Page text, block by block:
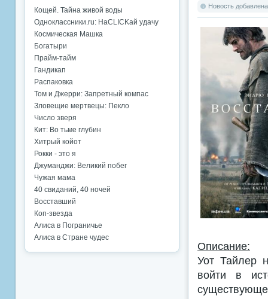
Новость
Описание:
Уот Тайлер
войти в
Кощей. Тайна живой воды
Одноклассники.ru: НаCLICKай удачу
Космическая Машка
Богатыри
Прайм-тайм
Гандикап
Распаковка
Том и Джерри: Запретный компас
Зловещие мертвецы: Пекло
Число зверя
Кит: Во тьме глубин
Хитрый койот
Рокки - это я
Джуманджи: Великий побег
Чужая мама
40 свиданий, 40 ночей
Восставший
Коп-звезда
Алиса в Пограничье
Алиса в Стране чудес